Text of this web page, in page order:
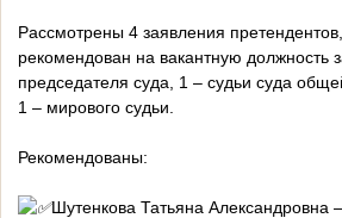
Рассмотрены 4 заявления
рекомендован на вакантную должность
председателя суда, 1 – судьи суда
1 – мирового судьи.
Рекомендованы:
Шутенкова Татьяна Александровна